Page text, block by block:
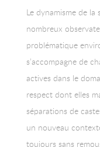
Le dynamisme de
nombreux
problématique
s’accompagne de
actives dans le
respect dont elles
séparations de
un nouveau
toujours sans